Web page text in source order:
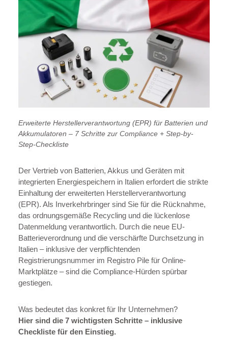
Erweiterte Herstellerverantwortung (EPR) für Batterien und
Akkumulatoren – 7 Schritte zur Compliance + Step-by-
Step-Checkliste
Der Vertrieb von Batterien, Akkus und Geräten mit
integrierten Energiespeichern in Italien erfordert die strikte
Einhaltung der erweiterten Herstellerverantwortung
(EPR). Als Inverkehrbringer sind Sie für die Rücknahme,
das ordnungsgemäße Recycling und die lückenlose
Datenmeldung verantwortlich. Durch die neue EU-
Batterieverordnung und die verschärfte Durchsetzung in
Italien – inklusive der verpflichtenden
Registrierungsnummer im Registro Pile für Online-
Marktplätze – sind die Compliance-Hürden spürbar
gestiegen.
Was bedeutet das konkret für Ihr Unternehmen?
Hier sind die 7 wichtigsten Schritte – inklusive
Checkliste für den Einstieg.